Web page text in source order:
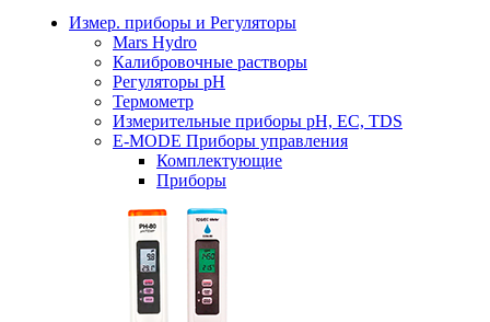
Измер. приборы и Регуляторы
Mars Hydro
Калибровочные растворы
Регуляторы рН
Термометр
Измерительные приборы pH, EC, TDS
E-MODE Приборы управления
Комплектующие
Приборы